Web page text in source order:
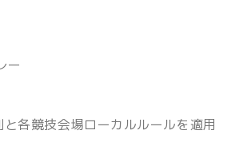
ー
各競技会場ローカルルールを適用